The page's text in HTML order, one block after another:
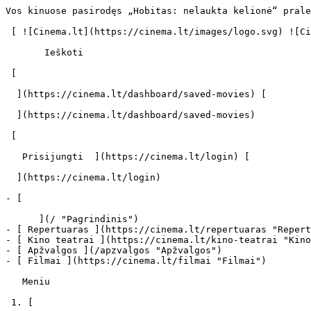
Vos kinuose pasirodęs „Hobitas: nelaukta kelionė“ pralenkė „Žiedų valdovo“ trilogijos filmus - cinema.lt                            Ieškoti     

 [ ![Cinema.lt](https://cinema.lt/images/logo.svg) ![Cinema.lt](https://cinema.lt/images/favicon.svg) ](https://cinema.lt "Cinema.lt")

       Ieškoti     

 [  

  ](https://cinema.lt/dashboard/saved-movies) [  

  ](https://cinema.lt/dashboard/saved-movies)

 [  

   Prisijungti  ](https://cinema.lt/login) [  

  ](https://cinema.lt/login) 

- [  

      ](/ "Pagrindinis")
- [ Repertuaras ](https://cinema.lt/repertuaras "Repertuaras")
- [ Kino teatrai ](https://cinema.lt/kino-teatrai "Kino teatrai")
- [ Apžvalgos ](/apzvalgos "Apžvalgos")
- [ Filmai ](https://cinema.lt/filmai "Filmai")

   Meniu   

 1. [ 

      cinema.lt  ](/)
2. [  Naujienos  ](https://cinema.lt/naujienos)
3. Vos kinuose pasirodęs „Hobitas: nelaukta kelionė“ pralenkė „Žiedų valdovo“ trilogijos filmus

 Vos kinuose pasirodęs „Hobitas: nelaukta kelionė“ pralenkė „Žiedų valdovo“ trilogijos filmus
=============================================================================================

Pirmasis naujojo Peterio Jacksono epo „Hobitas: nelaukta kelionė" savaitgalis Lietuvos ir pasaulio kino teatruose buvo stulbinamai sėkmingas. Išsiilgę nepakartojamų nuotykių „Žiedų valdovo" kino trilogijos ir Johno Ronaldo Reuelio Tolkieno kūrybos gerbėjai plūste plūdo stebėti naujosios istorijos pradžios. Itin lauktas filmas kaip mat šovė į pirmąją žiūrimiausių filmų eilutę.

Nors „Hobitas: nelaukta kelionė" yra naujosios, dar nematytos P.Jacksono kuriamos „Hobito" trilogijos pirmoji dalis, režisieriaus darbus ir J.R.R.Tolkieno romanus pamilę žiūrovai gausiai keliavo vertinti naują trilogiją pristačiusio filmo. Šį savaitgalį pasižiūrėti būtent šios juostos į Lietuvos kino teatrus atkeliavo apie 20 tūkst. žmonių, o filmo „Hobitas: nelaukta kelionė" savaitgalio pajamos šalyje beveik siekė 350 tūkst. Lt ribą.

Įskaičius ketvirtadienį vykusių išankstinių filmo seansų rezultatą, pagal premjerinio savaitgalio lankomumą naujoji juosta aplenkė tokius kino hitus kaip paskutinysis filmas apie Harį Poterį „Haris Poteris ir Mirties relikvijos. 2 dalis" bei visus „Žiedų valdovo" trilogijos filmus.

Kaip pranešė kompanija „Warner Bros.", „Hobitas: nelaukta kelionė" mušė rekordus viso pasaulio kino teatruose, į kuriuos viliojo ne tik meistriškas ir neįtikėtinai vaizdingas P.Jacksono bei jo komandos sukurtas pasakojimas, bet ir naujoji HFR 3D technologija.

Visame pasaulyje per pirmąjį savaitgalį kino teatruose „Hobitas: nelaukta kelionė" surinko apie 223 mln. JAV dolerių ir užtikrintai tapo žiūrimiausiu gruodžio debiutantu per visą kino istoriją. Šį savaitgalį filmas startavo 56-iose skirtingose rinkose, laukiama dar vieno žiūrimumo šuolio, kai juosta bus pristatyta tokiose šalyse kaip Australija, Rusija ir Kinija.

„Tai buvo ilga kompanijos „New Line" ir partnerių kelionė. Daug dirbome, kad paverstume „Hobito" trilogiją realybe. Esame laimingi galėdami tęsti kelią, kurį su P.Jacksonu pradėjome kurdami „Žiedų valdovo" filmus", - sakė kino komapnijos „New Line Cinema" prezidentas Toby Emmerichas.

„Turint omeny artėjančias žiemos šventes, filmo startas tiesiog grandiozinis. Šiuo metų laiku kinuose didžiulė konkurencija, tad esame laimingi, kad „Hobitas: nelaukta kelionė" buvo taip šiltai sutiktas visur, kur buvo rodytas", - kalbėjo vienas „Warner Bros. Pictures" platinimo vadovų Danas Fellmanas. „Ši užburianti kelionė įkvėpė ir sužavėjo aistringus viso pasaulio gerbėjus, kurie su nekantrumu laukė sugrįžimo į Viduržemę, troško vėl susitikti su Bilbu, Gendalfu ir pamatyti nykštukus. Įspūdingi skaičiai - tik įrodymas, kad šis nuotykis yra universalus ir jis vilioja žmones visame pasaulyje", - pridūrė „Warner Bros. Pictures" tarptautinio platinimo